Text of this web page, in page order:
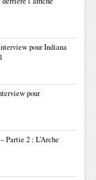
pour Indiana
pour
Partie 2 : L’Arche